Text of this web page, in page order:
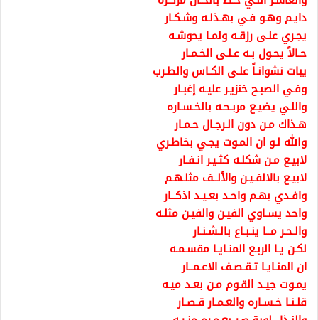
دايـم وهـو فـي بهـذلـه وشـكـار
يجـري علـى رزقـه ولمـا يحوشـه
حـالاً يحـول بـه عـلـى الخـمـار
يبات نشوانـاً علـى الكـاس والطـرب
وفـي الصبـح خنزيـر عليـه إغبـار
واللـي يضيـع مربـحـه بالخـسـاره
هـذاك مـن دون الـرجـال حـمـار
والله لـو ان المـوت يجـي بخاطـري
لابيـع مـن شكلـه كثـيـر انـفـار
لابيـع بالالفـيـن والألــف مثلـهـم
وافـدي بهـم واحـد بعـيـد اذكــار
واحد يسـاوي الفيـن والفيـن مثلـه
والـحـر مــا ينـبـاع بالـشـنـار
لكـن يـا الربـع المنـايـا مقسـمـه
ان المنـايـا تـقـصـف الاعـمــار
يمـوت جيـد القـوم مـن بعـد ميـه
قلـنـا خـسـاره والعـمـار قـصـار